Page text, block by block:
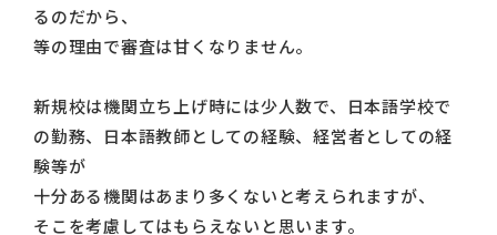
るのだから、
等の理由で審査は甘くなりません。
新規校は機関立ち上げ時には少人数で、日本語学校で
の勤務、日本語教師としての経験、経営者としての経
験等が
十分ある機関はあまり多くないと考えられますが、
そこを考慮してはもらえないと思います。